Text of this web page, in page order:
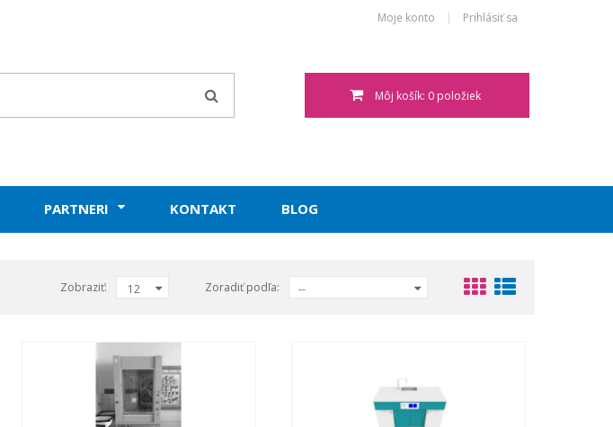
Moje konto Prihlásiť sa
Môj košík: 0 položiek
PARTNERI KONTAKT BLOG
Zoradiť podľa: --
Zobraziť: 12